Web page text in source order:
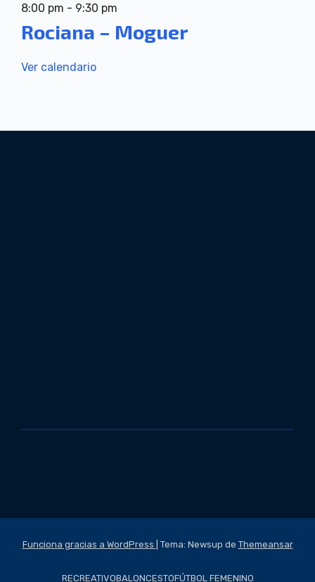
8:00 pm - 9:30 pm
Rociana – Moguer
Ver calendario
Funciona gracias a WordPress Tema: Newsup de Themeansar
RECREATIVOBALONCESTOFÚTBOL FEMENINO